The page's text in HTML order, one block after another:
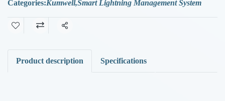
Categories:Kumwell,Smart Lightning Management System
Share
Product description Specifications